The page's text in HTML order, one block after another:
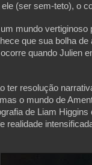
(ser sem-teto), o
mundo
que sua bolha
quando Julien
ter resolução
mas o mundo de
de Liam
realidade